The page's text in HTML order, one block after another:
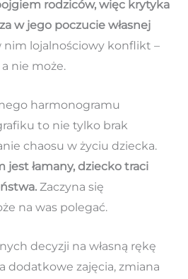
rodziców, więc krytyka
w jego poczucie własnej
nim lojalnościowy konflikt –
nie może.
harmonogramu
to nie tylko brak
chaosu w życiu dziecka.
jest łamany, dziecko traci
Zaczyna się
na was polegać.
decyzji na własną rękę
dodatkowe zajęcia, zmiana